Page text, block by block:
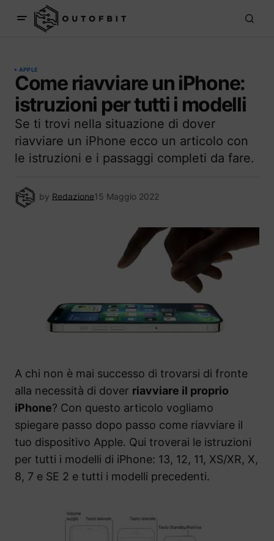
APPLE
Come riavviare un iPhone:
istruzioni per tutti i modelli
Se ti trovi nella situazione di dover
riavviare un iPhone ecco un articolo con
le istruzioni e i passaggi completi da fare.
by Redazione15 Maggio 2022
A chi non è mai successo di trovarsi di fronte
alla necessità di dover riavviare il proprio
iPhone? Con questo articolo vogliamo
spiegare passo dopo passo come riavviare il
tuo dispositivo Apple. Qui troverai le istruzioni
per tutti i modelli di iPhone: 13, 12, 11, XS/XR, X,
8, 7 e SE 2 e tutti i modelli precedenti.